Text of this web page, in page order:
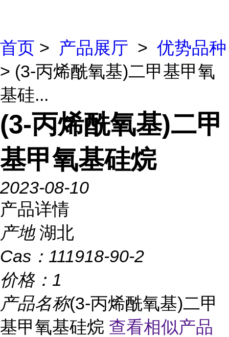
首页 > 产品展厅 > 优势品种
> (3-丙烯酰氧基)二甲基甲氧
基硅...
(3-丙烯酰氧基)二甲
基甲氧基硅烷
2023-08-10
产品详情
产地 湖北
Cas： 111918-90-2
价格： 1
产品名称(3-丙烯酰氧基)二甲
基甲氧基硅烷 查看相似产品